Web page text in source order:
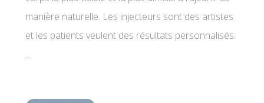
manière naturelle. Les injecteurs sont des artistes
et les patients veulent des résultats personnalisés.
...